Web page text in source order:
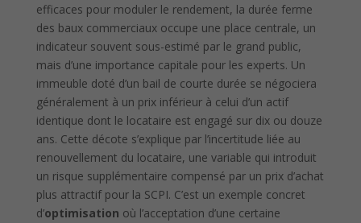
efficaces pour moduler le rendement, la durée ferme
des baux commerciaux occupe une place centrale, un
indicateur souvent sous-estimé par le grand public,
mais d’une importance capitale pour les experts. Un
immeuble doté d’un bail de courte durée se négociera
généralement à un prix inférieur à celui d’un actif
identique dont le locataire est engagé sur dix ou douze
ans. Cette décote s’explique par l’incertitude liée au
renouvellement du locataire, une variable qui introduit
un risque supplémentaire compensé par un prix d’achat
plus attractif pour la SCPI. C’est un exemple concret
d’optimisation où l’acceptation d’une certaine